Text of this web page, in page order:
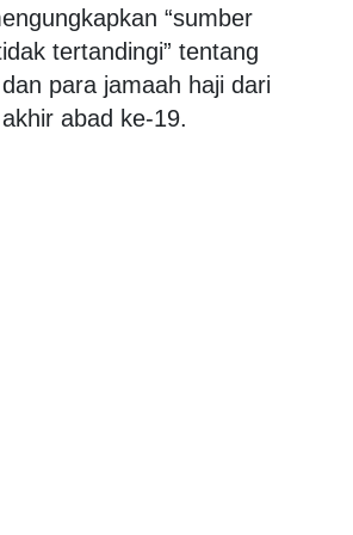
“sumber
tertandingi” tentang
para jamaah haji dari
abad ke-19.